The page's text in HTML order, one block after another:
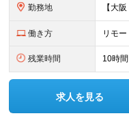
勤務地
働き方 リモ
残業時間 10時
求人を見る